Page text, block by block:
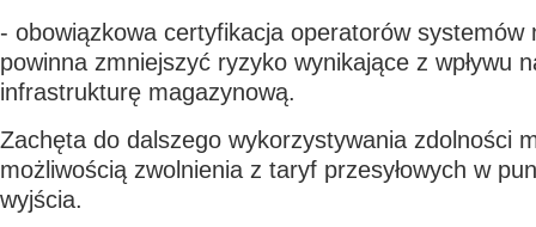
- obowiązkowa certyfikacja operatorów systemów
powinna zmniejszyć ryzyko wynikające z wpływu
infrastrukturę magazynową.
Zachęta do dalszego wykorzystywania zdolności
możliwością zwolnienia z taryf przesyłowych w
wyjścia.